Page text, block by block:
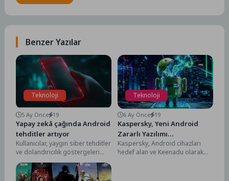
Benzer Yazılar
Teknoloji
5 Ay Önce 19
Yapay zekâ çağında Android
tehditler artıyor
Kullanıcılar, yaygın siber tehditler
ve dolandırıcılık göstergeleri
konusunda daha bilinçli hâle
geldikçe saldırganlar da tipik...
Teknoloji
6 Ay Önce 19
Kaspersky, Yeni Android
Zararlı Yazılımı
Keenadu’nun Tedarik
Zinciri Yoluyla
Kaspersky, Android cihazları
hedef alan ve Keenadu olarak